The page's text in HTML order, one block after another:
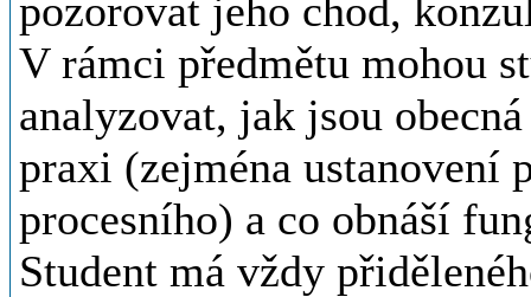
pozorovat jeho chod,
V rámci předmětu mohou
analyzovat, jak jsou
praxi (zejména ustanovení
procesního) a co obnáší
Student má vždy